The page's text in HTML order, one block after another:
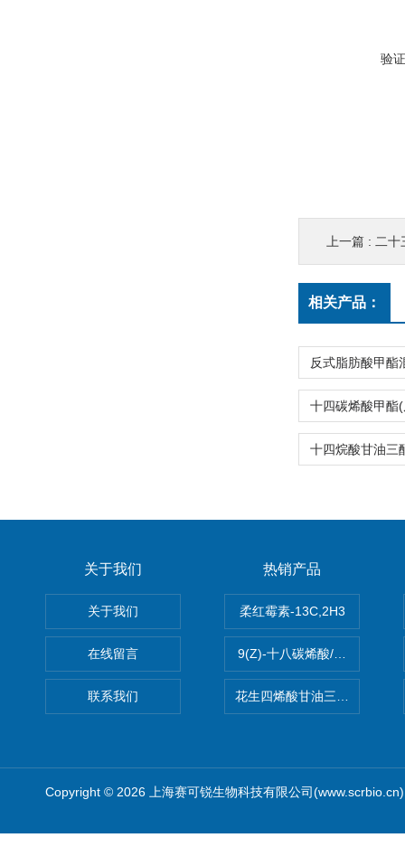
验
上一篇 : 二十
相关产品：
关于我们
关于我们
在线留言
联系我们
热销产品
柔红霉素-13C,2H3
9(Z)-十八碳烯酸/油酸
花生四烯酸甘油三酯(顺式-
Copyright © 2026 上海赛可锐生物科技有限公司